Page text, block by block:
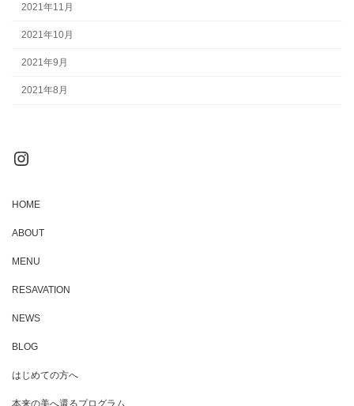
2021年11月
2021年10月
2021年9月
2021年8月
Instagram
HOME
ABOUT
MENU
RESAVATION
NEWS
BLOG
はじめての方へ
本来の美へ還るプログラム